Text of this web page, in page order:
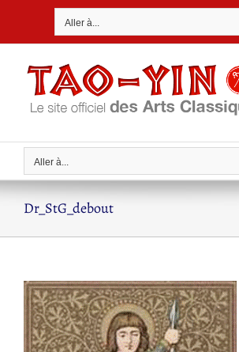
Aller à...
Aller à...
Dr_StG_debout